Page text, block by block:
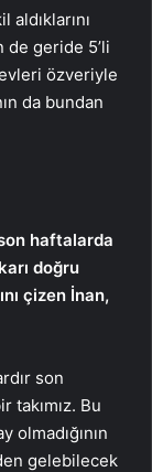
de geride 5’li
özveriyle
da bundan
haftalarda
doğru
çizen İnan,
son
takımız. Bu
olmadığının
gelebilecek